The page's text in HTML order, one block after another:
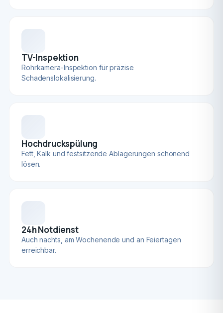
TV-Inspektion
Rohrkamera-Inspektion für präzise
Schadenslokalisierung.
Hochdruckspülung
Fett, Kalk und festsitzende Ablagerungen schonend
lösen.
24h Notdienst
Auch nachts, am Wochenende und an Feiertagen
erreichbar.